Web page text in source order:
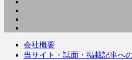
会社概要
当サイト・誌面・掲載記事へ